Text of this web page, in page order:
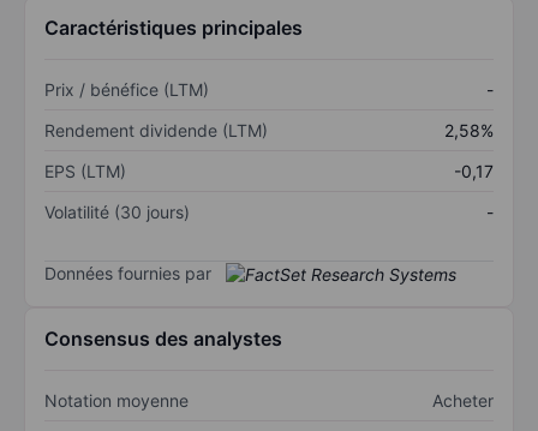
Caractéristiques principales
Prix / bénéfice (LTM)
-
Rendement dividende (LTM)
2,58%
EPS (LTM)
-0,17
Volatilité (30 jours)
-
Données fournies par
Consensus des analystes
Notation moyenne Acheter